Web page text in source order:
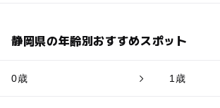
静岡県の年齢別おすすめスポット
0歳 1歳